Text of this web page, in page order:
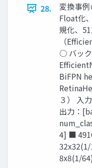
28.
変換事
Float化
規化、
（
○ バック
BiFPN
３） 入
出力：
4] ■
8x8(1/